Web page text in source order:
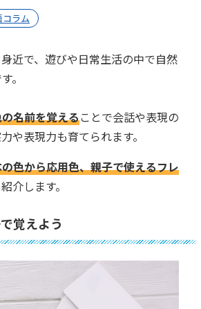
コラム
近で、遊びや日常生活の中で自然
。
名前を覚えることで会話や表現の
や表現力も育てられます。
色から応用色、親子で使えるフレ
介します。
覚えよう